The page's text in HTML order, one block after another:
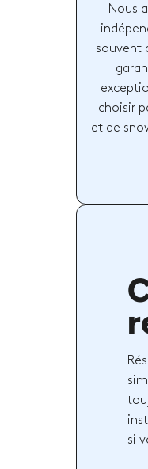
Nous
souvent
choisir
et de
si